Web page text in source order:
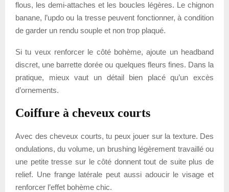
flous, les demi-attaches et les boucles légères. Le chignon
banane, l’updo ou la tresse peuvent fonctionner, à condition
de garder un rendu souple et non trop plaqué.
Si tu veux renforcer le côté bohème, ajoute un headband
discret, une barrette dorée ou quelques fleurs fines. Dans la
pratique, mieux vaut un détail bien placé qu’un excès
d’ornements.
Coiffure à cheveux courts
Avec des cheveux courts, tu peux jouer sur la texture. Des
ondulations, du volume, un brushing légèrement travaillé ou
une petite tresse sur le côté donnent tout de suite plus de
relief. Une frange latérale peut aussi adoucir le visage et
renforcer l’effet bohème chic.